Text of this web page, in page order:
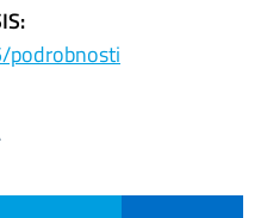
podrobnosti